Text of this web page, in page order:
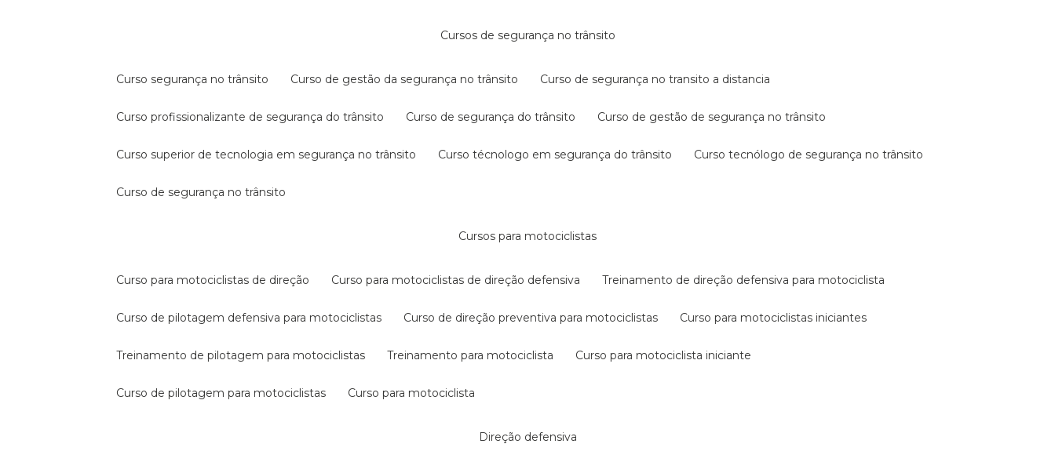
cursos de segurança no trânsito
curso segurança no trânsito curso de gestão da segurança no trânsito curso de segurança no transito a distancia
curso profissionalizante de segurança do trânsito curso de segurança do trânsito curso de gestão de segurança no trânsito
curso superior de tecnologia em segurança no trânsito curso técnologo em segurança do trânsito curso tecnólogo de segurança no trânsito
curso de segurança no trânsito
cursos para motociclistas
curso para motociclistas de direção curso para motociclistas de direção defensiva treinamento de direção defensiva para motociclista
curso de pilotagem defensiva para motociclistas curso de direção preventiva para motociclistas curso para motociclistas iniciantes
treinamento de pilotagem para motociclistas treinamento para motociclista curso para motociclista iniciante
curso de pilotagem para motociclistas curso para motociclista
direção defensiva